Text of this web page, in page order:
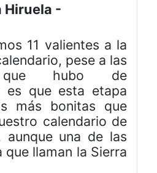
Hiruela -
11 valientes a la
pese a las
que hubo de
es que esta etapa
más bonitas que
calendario de
aunque una de las
que llaman la Sierra